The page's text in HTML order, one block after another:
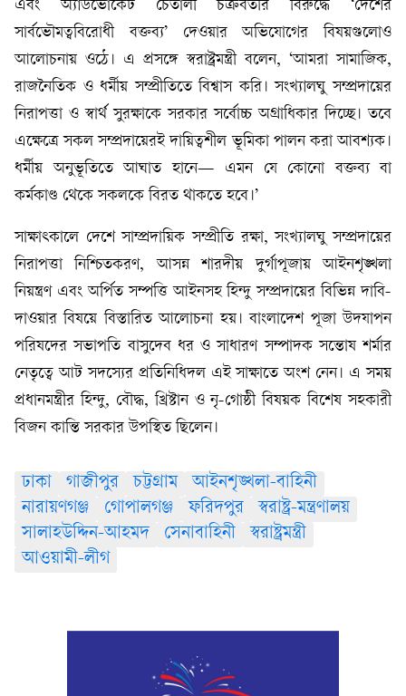
এবং অ্যাডভোকেট চৈতালী চক্রবর্তীর বিরুদ্ধে ‘দেশের
সার্বভৌমত্ববিরোধী বক্তব্য’ দেওয়ার অভিযোগের বিষয়গুলোও
আলোচনায় ওঠে। এ প্রসঙ্গে স্বরাষ্ট্রমন্ত্রী বলেন, ‘আমরা সামাজিক,
রাজনৈতিক ও ধর্মীয় সম্প্রীতিতে বিশ্বাস করি। সংখ্যালঘু সম্প্রদায়ের
নিরাপত্তা ও স্বার্থ সুরক্ষাকে সরকার সর্বোচ্চ অগ্রাধিকার দিচ্ছে। তবে
এক্ষেত্রে সকল সম্প্রদায়েরই দায়িত্বশীল ভূমিকা পালন করা আবশ্যক।
ধর্মীয় অনুভূতিতে আঘাত হানে— এমন যে কোনো বক্তব্য বা
কর্মকাণ্ড থেকে সকলকে বিরত থাকতে হবে।’
সাক্ষাৎকালে দেশে সাম্প্রদায়িক সম্প্রীতি রক্ষা, সংখ্যালঘু সম্প্রদায়ের
নিরাপত্তা নিশ্চিতকরণ, আসন্ন শারদীয় দুর্গাপূজায় আইনশৃঙ্খলা
নিয়ন্ত্রণ এবং অর্পিত সম্পত্তি আইনসহ হিন্দু সম্প্রদায়ের বিভিন্ন দাবি-
দাওয়ার বিষয়ে বিস্তারিত আলোচনা হয়। বাংলাদেশ পূজা উদযাপন
পরিষদের সভাপতি বাসুদেব ধর ও সাধারণ সম্পাদক সন্তোষ শর্মার
নেতৃত্বে আট সদস্যের প্রতিনিধিদল এই সাক্ষাতে অংশ নেন। এ সময়
প্রধানমন্ত্রীর হিন্দু, বৌদ্ধ, খ্রিষ্টান ও নৃ-গোষ্ঠী বিষয়ক বিশেষ সহকারী
বিজন কান্তি সরকার উপস্থিত ছিলেন।
ঢাকা গাজীপুর চট্টগ্রাম
আইনশৃঙ্খলা-বাহিনী
নারায়ণগঞ্জ
গোপালগঞ্জ ফরিদপুর
স্বরাষ্ট্র-মন্ত্রণালয়
সালাহউদ্দিন-আহমদ
সেনাবাহিনী
স্বরাষ্ট্রমন্ত্রী
আওয়ামী-লীগ